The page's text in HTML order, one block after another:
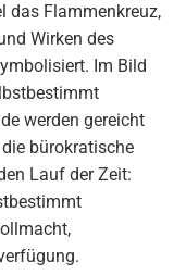
das Flammenkreuz,
Wirken des
Im Bild
werden gereicht
bürokratische
Lauf der Zeit: